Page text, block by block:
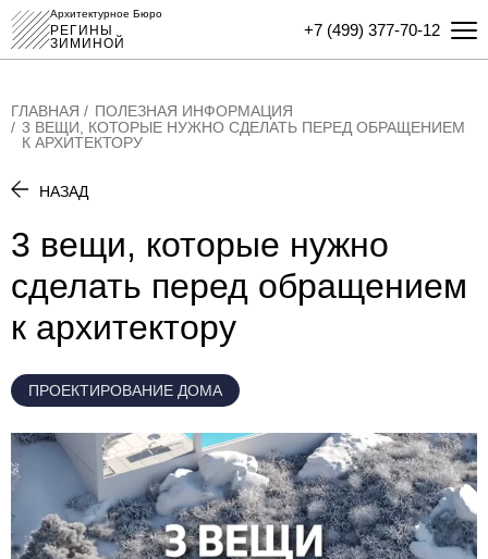
Архитектурное Бюро
РЕГИНЫ
ЗИМИНОЙ
+7 (499) 377-70-12
ГЛАВНАЯ
ПОЛЕЗНАЯ ИНФОРМАЦИЯ
3 ВЕЩИ, КОТОРЫЕ НУЖНО СДЕЛАТЬ ПЕРЕД ОБРАЩЕНИЕМ
К АРХИТЕКТОРУ
НАЗАД
3 вещи, которые нужно
сделать перед обращением
к архитектору
ПРОЕКТИРОВАНИЕ ДОМА